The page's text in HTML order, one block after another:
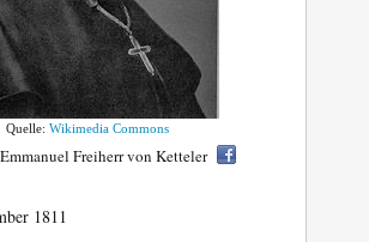
Quelle:Wikimedia Commons
Freiherr von Ketteler
1811